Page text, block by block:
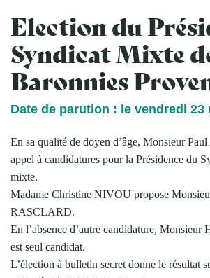
Election du
Syndicat Mixte
Baronnies
Date de parution : le vendredi 23
En sa qualité de doyen d’âge, Monsieur
appel à candidatures pour la Présidence du
mixte.
Madame Christine NIVOU propose
RASCLARD.
En l’absence d’autre candidature,
est seul candidat.
L’élection à bulletin secret donne le résultat